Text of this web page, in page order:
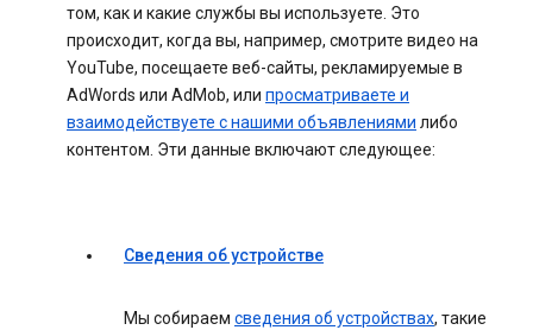
том, как и какие службы вы используете. Это
происходит, когда вы, например, смотрите видео на
YouTube, посещаете веб-сайты, рекламируемые в
AdWords или AdMob, или просматриваете и
взаимодействуете с нашими объявлениями либо
контентом. Эти данные включают следующее:
Сведения об устройстве
Мы собираем сведения об устройствах, такие